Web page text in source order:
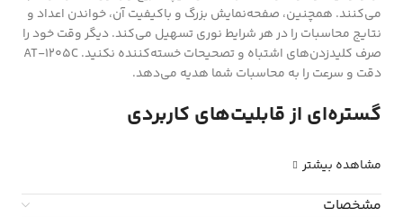
می‌کنند. همچنین، صفحه‌نمایش بزرگ و باکیفیت آن، خواندن اعداد و
نتایج محاسبات را در هر شرایط نوری تسهیل می‌کند. دیگر وقت خود را
صرف کلیدزدن‌های اشتباه و تصحیحات خسته‌کننده نکنید. AT-1205C
دقت و سرعت را به محاسبات شما هدیه می‌دهد.
گستره‌ای از قابلیت‌های کاربردی
مشاهده بیشتر
مشخصات